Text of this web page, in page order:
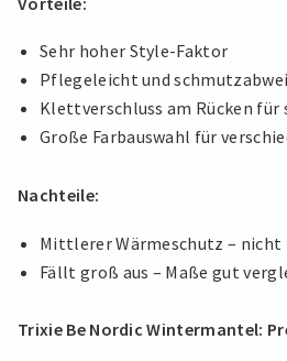
Sehr hoher Style-Faktor
Pflegeleicht und
Klettverschluss am Rücken für
Große Farbauswahl für
Nachteile:
Mittlerer Wärmeschutz –
Fällt groß aus – Maße gut
Trixie Be Nordic Wintermantel: